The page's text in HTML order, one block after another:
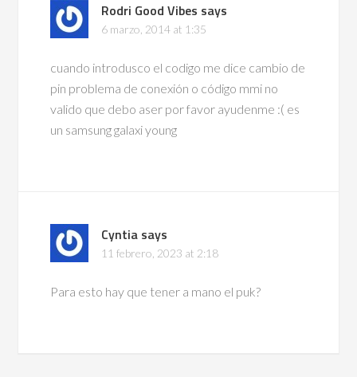
Rodri Good Vibes says
6 marzo, 2014 at 1:35
cuando introdusco el codigo me dice cambio de
pin problema de conexión o código mmi no
valido que debo aser por favor ayudenme :( es
un samsung galaxi young
Cyntia says
11 febrero, 2023 at 2:18
Para esto hay que tener a mano el puk?